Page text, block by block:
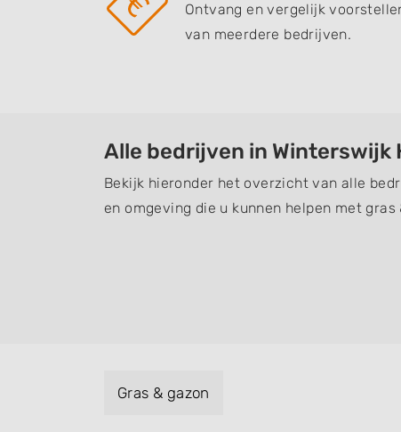
Ontvang en vergelijk
van meerdere bedrijven.
Alle bedrijven in Winterswijk
Bekijk hieronder het overzicht van alle
en omgeving die u kunnen helpen met gras
Gras & gazon